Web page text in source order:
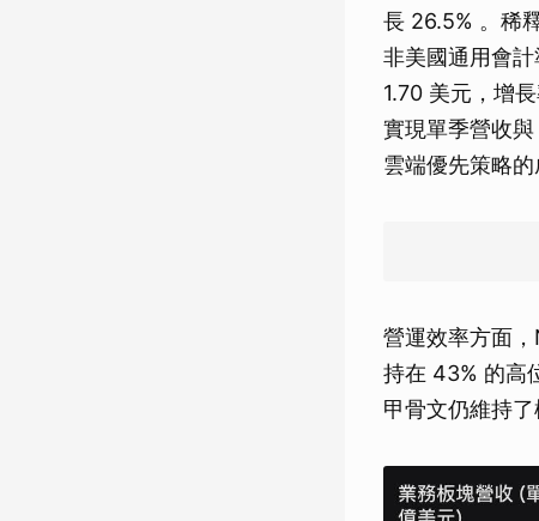
長 26.5% 。稀
非美國通用會
1.70 美元，增
實現單季營收
雲端優先策略
營運效率方面
持在 43% 的高
甲骨文仍維持了